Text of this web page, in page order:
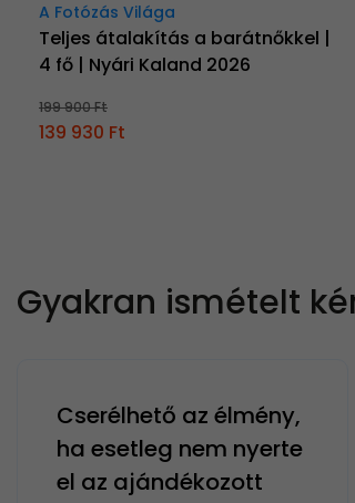
A Fotózás Világa
Teljes átalakítás a barátnőkkel |
4 fő | Nyári Kaland 2026
199 900 Ft
139 930 Ft
Gyakran ismételt
Cserélhető az élmény,
ha esetleg nem nyerte
el az ajándékozott